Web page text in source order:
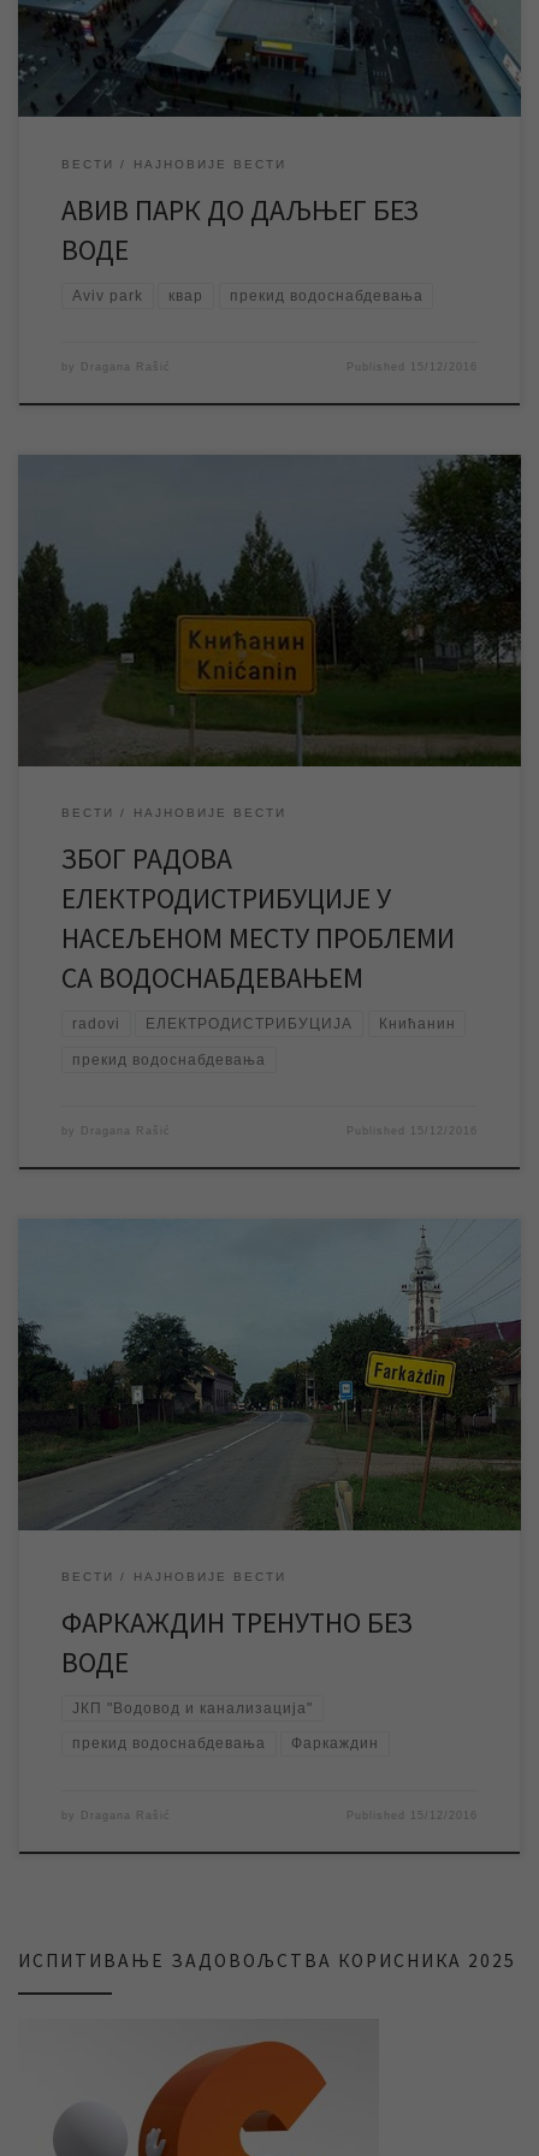
пута где је настао квар потребно […]
ВЕСТИ НАЈНОВИЈЕ ВЕСТИ
АВИВ ПАРК ДО ДАЉЊЕГ БЕЗ
ВОДЕ
Aviv park квар прекид водоснабдевања
by Dragana Rašić Published 15/12/2016
За петак 16.12.2016. године најављени су радови
Електродистрибуције на електро мрежи у Книћанину, због
чега ће у временском периоду од 9 до 14 часова доћи до
прекида снабдевања електричном енергијом у овом
насељеном месту. Нестанак електричне енергије
проузроковаће престанак рада бунарских пумпи, што ће
довести до прекида водоснабдевања у Книћанину, […]
ВЕСТИ НАЈНОВИЈЕ ВЕСТИ
ЗБОГ РАДОВА
ЕЛЕКТРОДИСТРИБУЦИЈЕ У
НАСЕЉЕНОМ МЕСТУ ПРОБЛЕМИ
СА ВОДОСНАБДЕВАЊЕМ
radovi ЕЛЕКТРОДИСТРИБУЦИЈА Книћанин
прекид водоснабдевања
by Dragana Rašić Published 15/12/2016
мрежи тренутно је прекинуто водоснабдевање у насељеном
месту Фаркаждин. Екипе ЈКП „Водовод и канализација“ су од
момента пријаве кварова на терену и раде на санацији истих.
Према првим проценама са терена кварови ће, уколико не
дође до непланираних дешавања, бити отклоњени до 13
часова, након чега ће […]
ВЕСТИ НАЈНОВИЈЕ ВЕСТИ
ФАРКАЖДИН ТРЕНУТНО БЕЗ
ВОДЕ
ЈКП "Водовод и канализација"
прекид водоснабдевања Фаркаждин
by Dragana Rašić Published 15/12/2016
ИСПИТИВАЊЕ ЗАДОВОЉСТВА КОРИСНИКА 2025